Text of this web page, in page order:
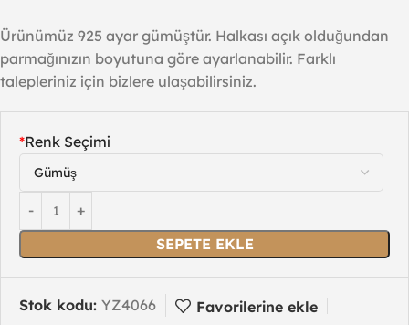
Ürünümüz 925 ayar gümüştür. Halkası açık olduğundan
parmağınızın boyutuna göre ayarlanabilir. Farklı
talepleriniz için bizlere ulaşabilirsiniz.
*Renk Seçimi
SEPETE EKLE
Stok kodu: YZ4066 Favorilerine ekle